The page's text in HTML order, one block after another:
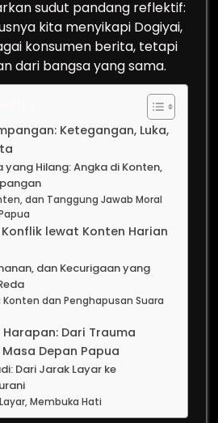
sudut pandang reflektif:
kita menyikapi Dogiyai,
konsumen berita, tetapi
dari bangsa yang sama.
Ketegangan, Luka,
yang Hilang: Angka di Konten,
dan Tanggung Jawab Moral
lewat Konten Harian
dan Kecurigaan yang
dan Penghapusan Suara
Dari Trauma
Depan Papua
Dari Jarak Layar ke
Membuka Hati